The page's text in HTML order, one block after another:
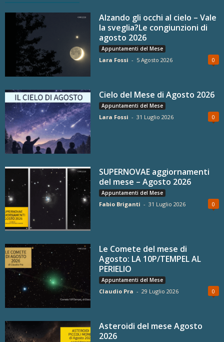
Alzando gli occhi al cielo – Vale
la sveglia?Le congiunzioni di
agosto 2026
Appuntamenti del Mese
Lara Fossi - 5 Agosto 2026 0
Cielo del Mese di Agosto 2026
Appuntamenti del Mese
Lara Fossi - 31 Luglio 2026 0
SUPERNOVAE aggiornamenti
del mese – Agosto 2026
Appuntamenti del Mese
Fabio Briganti - 31 Luglio 2026 0
Le Comete del mese di
Agosto: LA 10P/TEMPEL AL
PERIELIO
Appuntamenti del Mese
Claudio Pra - 29 Luglio 2026 0
Asteroidi del mese Agosto
2026